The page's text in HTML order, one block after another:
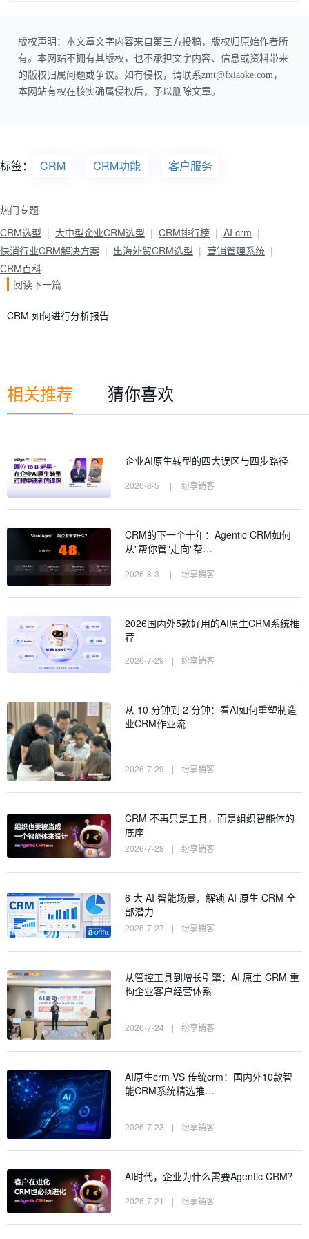
版权声明：本文章文字内容来自第三方投稿，版权归原始作者所
有。本网站不拥有其版权，也不承担文字内容、信息或资料带来
的版权归属问题或争议。如有侵权，请联系zmt@fxiaoke.com，
本网站有权在核实确属侵权后，予以删除文章。
标签： CRM CRM功能 客户服务
热门专题
CRM选型
大中型企业CRM选型 CRM排行榜
AI crm
快消行业CRM解决方案
出海外贸CRM选型
营销管理系统
CRM百科
阅读下一篇
CRM 如何进行分析报告
相关推荐 猜你喜欢
企业AI原生转型的四大误区与四步路径
2026-8-5 | 纷享销客
CRM的下一个十年：Agentic CRM如何
从"帮你管"走向"帮…
2026-8-3 | 纷享销客
2026国内外5款好用的AI原生CRM系统推
荐
2026-7-29 | 纷享销客
从 10 分钟到 2 分钟：看AI如何重塑制造
业CRM作业流
2026-7-29 | 纷享销客
CRM 不再只是工具，而是组织智能体的
底座
2026-7-28 | 纷享销客
6 大 AI 智能场景，解锁 AI 原生 CRM 全
部潜力
2026-7-27 | 纷享销客
从管控工具到增长引擎：AI 原生 CRM 重
构企业客户经营体系
2026-7-24 | 纷享销客
AI原生crm VS 传统crm：国内外10款智
能CRM系统精选推…
2026-7-23 | 纷享销客
AI时代，企业为什么需要Agentic CRM？
2026-7-21 | 纷享销客